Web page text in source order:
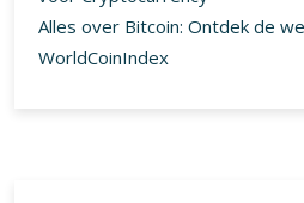
Alles over Bitcoin: Ontdek de
WorldCoinIndex